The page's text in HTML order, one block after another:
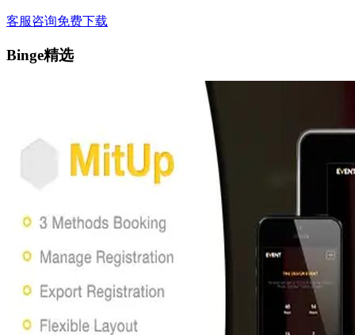
客服咨询免费下载
Binge精选